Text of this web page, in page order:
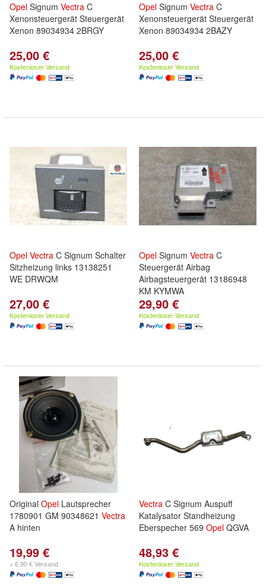
Opel Signum Vectra C
Xenonsteuergerät Steuergerät
Xenon 89034934 2BRGY
25,00 €
Kostenloser Versand
Opel Signum Vectra C
Xenonsteuergerät Steuergerät
Xenon 89034934 2BAZY
25,00 €
Kostenloser Versand
Opel Vectra C Signum Schalter
Sitzheizung links 13138251
WE DRWQM
27,00 €
Kostenloser Versand
Opel Signum Vectra C
Steuergerät Airbag
Airbagsteuergerät 13186948
KM KYMWA
29,90 €
Kostenloser Versand
Original Opel Lautsprecher
1780901 GM 90348621 Vectra
A hinten
19,99 €
+ 6,90 € Versand
Vectra C Signum Auspuff
Katalysator Standheizung
Eberspecher 569 Opel QGVA
48,93 €
Kostenloser Versand